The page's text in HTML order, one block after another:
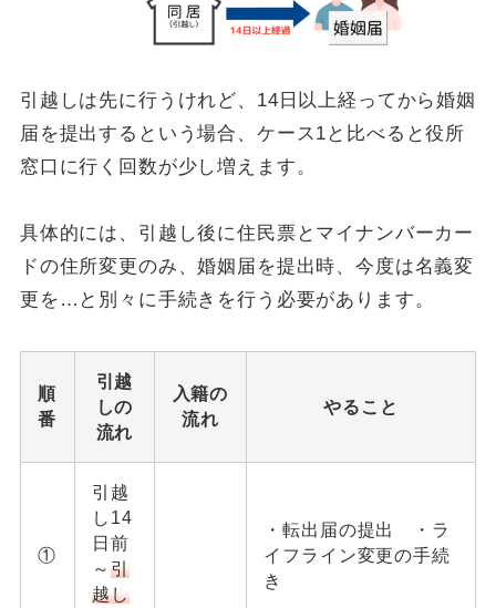
引越しは先に行うけれど、14日以上経ってから婚姻
届を提出するという場合、ケース1と比べると役所
窓口に行く回数が少し増えます。
具体的には、引越し後に住民票とマイナンバーカー
ドの住所変更のみ、婚姻届を提出時、今度は名義変
更を…と別々に手続きを行う必要があります。
順
番
引越
しの
流れ
入籍の
流れ
やること
①
引越
し14
日前
～引
越し
・転出届の提出 ・ラ
イフライン変更の手続
き